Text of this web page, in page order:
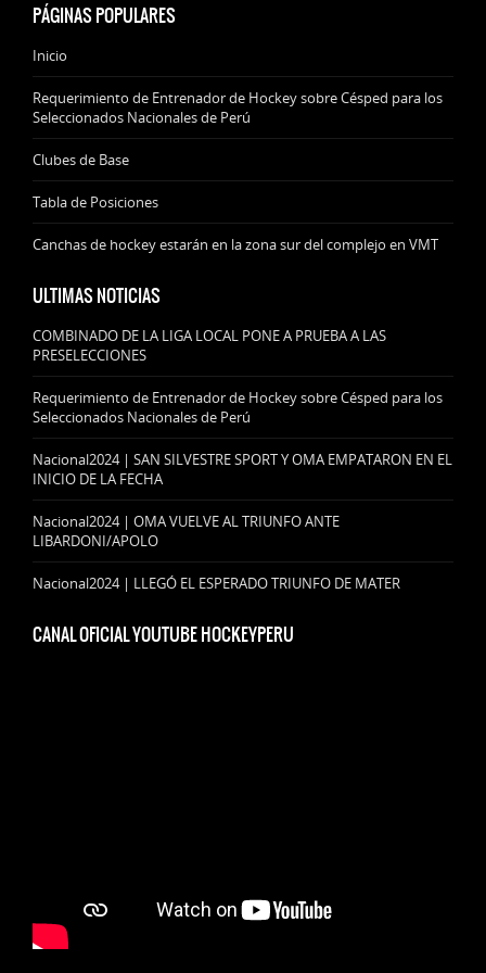
PÁGINAS POPULARES
Inicio
Requerimiento de Entrenador de Hockey sobre Césped para los
Seleccionados Nacionales de Perú
Clubes de Base
Tabla de Posiciones
Canchas de hockey estarán en la zona sur del complejo en VMT
ULTIMAS NOTICIAS
COMBINADO DE LA LIGA LOCAL PONE A PRUEBA A LAS
PRESELECCIONES
Requerimiento de Entrenador de Hockey sobre Césped para los
Seleccionados Nacionales de Perú
Nacional2024 | SAN SILVESTRE SPORT Y OMA EMPATARON EN EL
INICIO DE LA FECHA
Nacional2024 | OMA VUELVE AL TRIUNFO ANTE
LIBARDONI/APOLO
Nacional2024 | LLEGÓ EL ESPERADO TRIUNFO DE MATER
CANAL OFICIAL YOUTUBE HOCKEYPERU